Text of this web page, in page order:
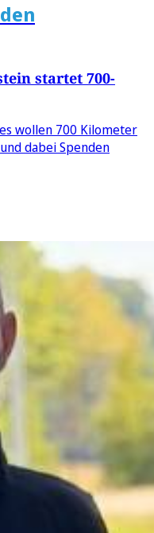
startet 700-
wollen 700 Kilometer
dabei Spenden